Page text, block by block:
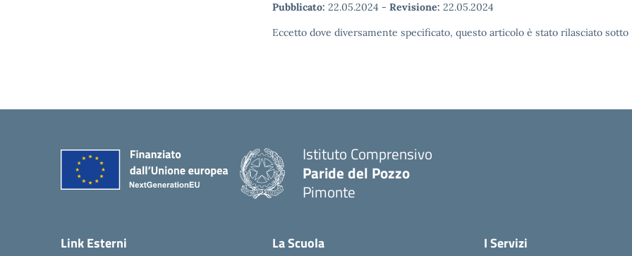
Pubblicato: 22.05.2024 - Revisione: 22.05.2024
Eccetto dove diversamente specificato, questo articolo è stato rilasciato
Istituto Comprensivo
Paride del Pozzo
Pimonte
Link Esterni La Scuola I Servizi